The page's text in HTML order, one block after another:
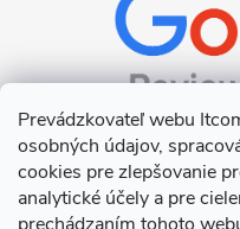
Prevádzkovateľ webu
osobných údajov,
cookies pre zlepšovanie
analytické účely a pre